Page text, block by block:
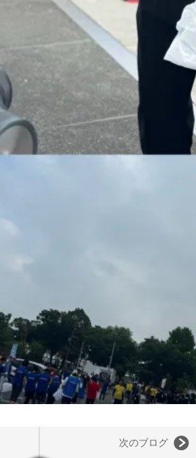
次のブログ